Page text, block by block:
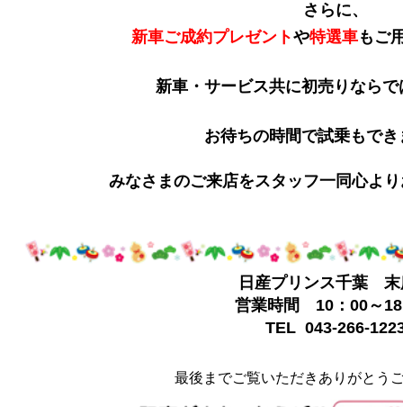
さらに、
新車ご成約プレゼントや特選車もご
新車・サービス共に初売りなら
お待ちの時間で試乗もでき
みなさまのご来店をスタッフ一同心よ
日産プリンス千葉 末
営業時間 10：00～
TEL 043-266-
最後までご覧いただきありがとう